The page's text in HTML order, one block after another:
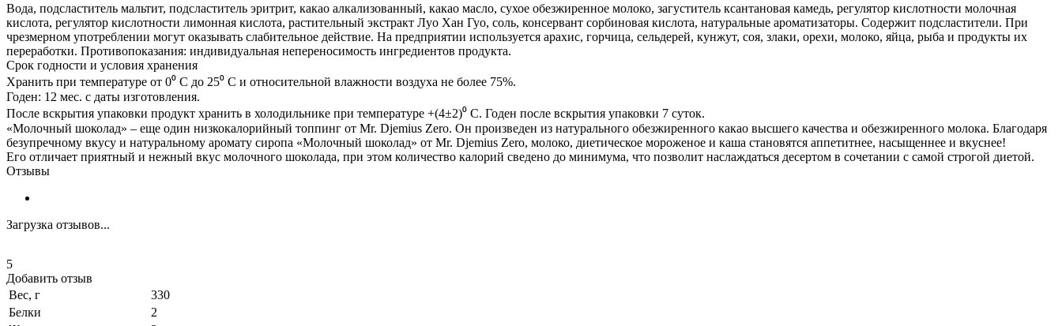
Вода, подсластитель мальтит, подсластитель эритрит, какао алкализованный, какао масло, сухое обезжиренное молоко, загуститель ксантановая камедь, регулятор кислотности молочная
кислота, регулятор кислотности лимонная кислота, растительный экстракт Луо Хан Гуо, соль, консервант сорбиновая кислота, натуральные ароматизаторы. Содержит подсластители. При
чрезмерном употреблении могут оказывать слабительное действие. На предприятии используется арахис, горчица, сельдерей, кунжут, соя, злаки, орехи, молоко, яйца, рыба и продукты их
переработки. Противопоказания: индивидуальная непереносимость ингредиентов продукта.
Срок годности и условия хранения
Хранить при температуре от 0⁰ С до 25⁰ С и относительной влажности воздуха не более 75%.
Годен: 12 мес. с даты изготовления.
После вскрытия упаковки продукт хранить в холодильнике при температуре +(4±2)⁰ С. Годен после вскрытия упаковки 7 суток.
«Молочный шоколад» – еще один низкокалорийный топпинг от Mr. Djemius Zero. Он произведен из натурального обезжиренного какао высшего качества и обезжиренного молока. Благодаря
безупречному вкусу и натуральному аромату сиропа «Молочный шоколад» от Mr. Djemius Zero, молоко, диетическое мороженое и каша становятся аппетитнее, насыщеннее и вкуснее!
Его отличает приятный и нежный вкус молочного шоколада, при этом количество калорий сведено до минимума, что позволит наслаждаться десертом в сочетании с самой строгой диетой.
Отзывы
Загрузка отзывов...
5
Добавить отзыв
Вес, г
330
Белки
2